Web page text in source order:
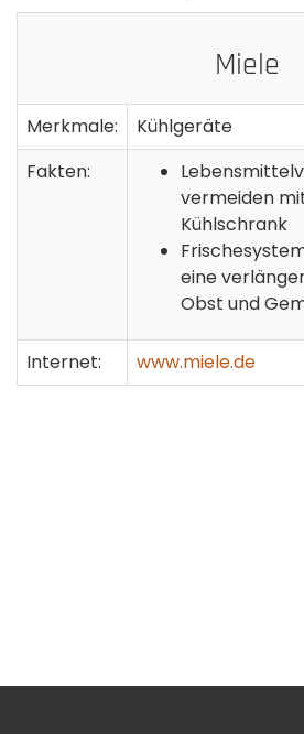
Miele
Merkmale:
Kühlgeräte
Fakten:
vermeiden
Kühlschrank
eine
Obst und
Internet: www.miele.de